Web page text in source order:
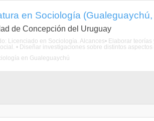
en Sociología
de Concepción del Uruguay
Licenciado en Sociología. Alcances• Elaborar
• Diseñar investigaciones sobre distintos
en Gualeguaychú